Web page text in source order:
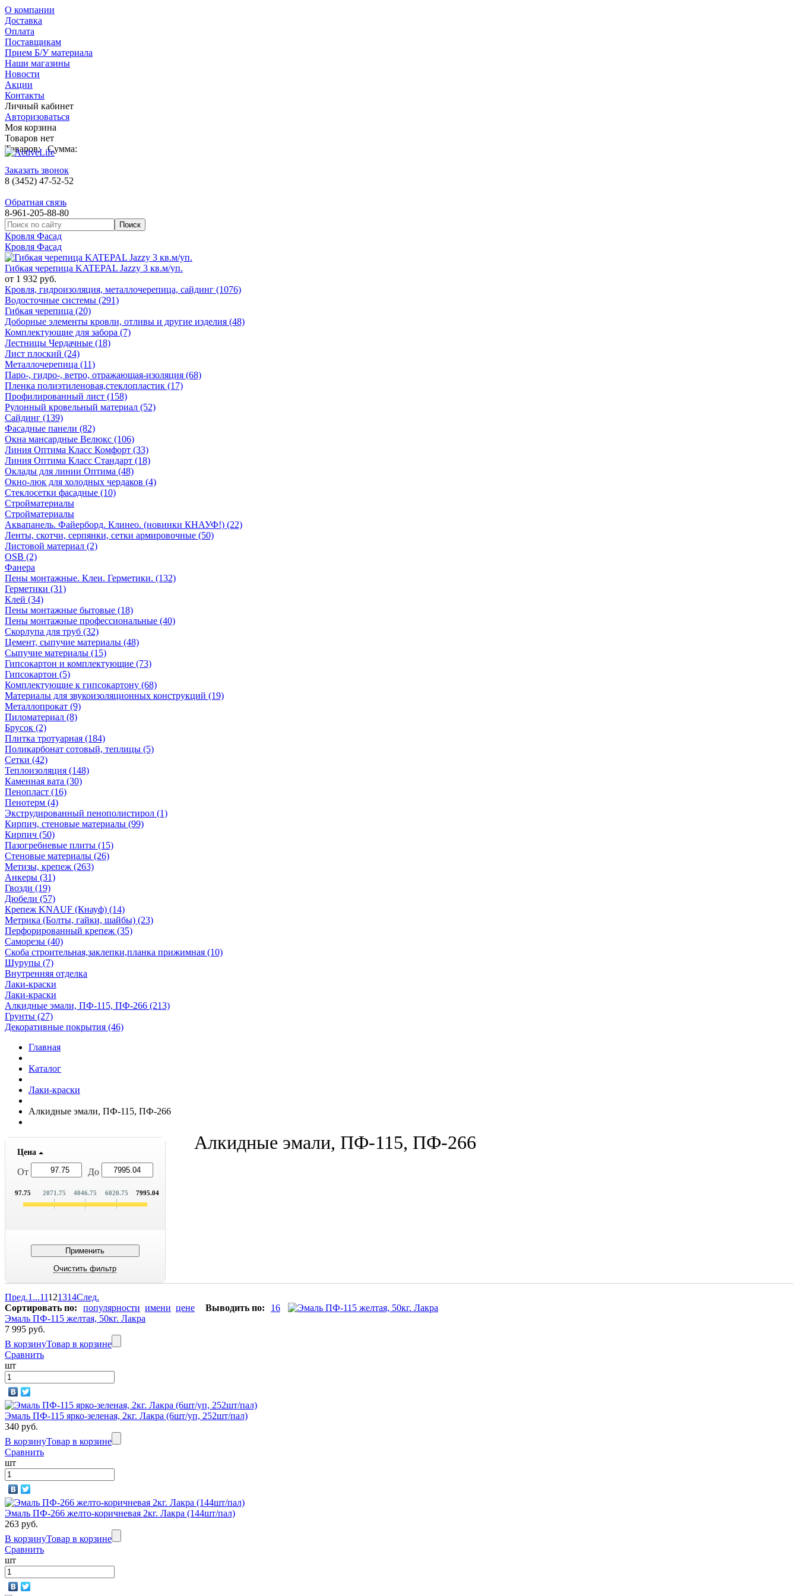
О компании
Доставка
Оплата
Поставщикам
Прием Б/У материала
Наши магазины
Новости
Акции
Контакты
Личный кабинет
Авторизоваться
Моя корзина
Товаров нет
Товаров: Сумма:
Заказать звонок
8 (3452) 47-52-52
Обратная связь
8-961-205-88-80
Кровля Фасад
Кровля Фасад
Гибкая черепица KATEPAL Jazzy 3 кв.м/уп.
от 1 932 руб.
Кровля, гидроизоляция, металлочерепица, сайдинг (1076)
Водосточные системы (291)
Гибкая черепица (20)
Доборные элементы кровли, отливы и другие изделия (48)
Комплектующие для забора (7)
Лестницы Чердачные (18)
Лист плоский (24)
Металлочерепица (11)
Паро-, гидро-, ветро, отражающая-изоляция (68)
Пленка полиэтиленовая,стеклопластик (17)
Профилированный лист (158)
Рулонный кровельный материал (52)
Сайдинг (139)
Фасадные панели (82)
Окна мансардные Велюкс (106)
Линия Оптима Класс Комфорт (33)
Линия Оптима Класс Стандарт (18)
Оклады для линии Оптима (48)
Окно-люк для холодных чердаков (4)
Стеклосетки фасадные (10)
Стройматериалы
Стройматериалы
Аквапанель. Файерборд. Клинео. (новинки КНАУФ!) (22)
Ленты, скотчи, серпянки, сетки армировочные (50)
Листовой материал (2)
OSB (2)
Фанера
Пены монтажные. Клеи. Герметики. (132)
Герметики (31)
Клей (34)
Пены монтажные бытовые (18)
Пены монтажные профессиональные (40)
Скорлупа для труб (32)
Цемент, сыпучие материалы (48)
Сыпучие материалы (15)
Гипсокартон и комплектующие (73)
Гипсокартон (5)
Комплектующие к гипсокартону (68)
Материалы для звукоизоляционных конструкций (19)
Металлопрокат (9)
Пиломатериал (8)
Брусок (2)
Плитка тротуарная (184)
Поликарбонат сотовый, теплицы (5)
Сетки (42)
Теплоизоляция (148)
Каменная вата (30)
Пенопласт (16)
Пенотерм (4)
Экструдированный пенополистирол (1)
Кирпич, стеновые материалы (99)
Кирпич (50)
Пазогребневые плиты (15)
Стеновые материалы (26)
Метизы, крепеж (263)
Анкеры (31)
Гвозди (19)
Дюбели (57)
Крепеж KNAUF (Кнауф) (14)
Метрика (Болты, гайки, шайбы) (23)
Перфорированный крепеж (35)
Саморезы (40)
Скоба строительная,заклепки,планка прижимная (10)
Шурупы (7)
Внутренняя отделка
Лаки-краски
Лаки-краски
Алкидные эмали, ПФ-115, ПФ-266 (213)
Грунты (27)
Декоративные покрытия (46)
Главная
Каталог
Лаки-краски
Алкидные эмали, ПФ-115, ПФ-266
Цена
От До
97.75 2071.75 4046.75 6020.75 7995.04
Алкидные эмали, ПФ-115, ПФ-266
Пред.1 ...11121314След.
Сортировать по:
популярности имени цене Выводить по:
16
Эмаль ПФ-115 желтая, 50кг. Лакра
7 995 руб.
В корзинуТовар в корзине
Сравнить
шт
Эмаль ПФ-115 ярко-зеленая, 2кг. Лакра (6шт/уп, 252шт/пал)
340 руб.
В корзинуТовар в корзине
Сравнить
шт
Эмаль ПФ-266 желто-коричневая 2кг. Лакра (144шт/пал)
263 руб.
В корзинуТовар в корзине
Сравнить
шт